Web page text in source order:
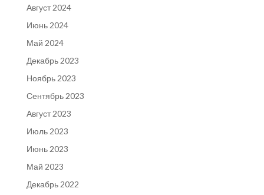
Август 2024
Июнь 2024
Май 2024
Декабрь 2023
Ноябрь 2023
Сентябрь 2023
Август 2023
Июль 2023
Июнь 2023
Май 2023
Декабрь 2022